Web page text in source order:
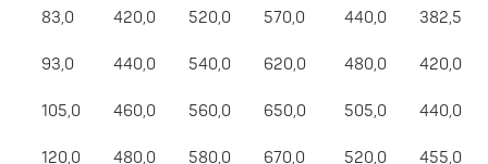
83,0 420,0 520,0 570,0 440,0 382,5
93,0 440,0 540,0 620,0 480,0 420,0
105,0 460,0 560,0 650,0 505,0 440,0
120,0 480,0 580,0 670,0 520,0 455,0